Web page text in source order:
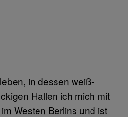
in dessen weiß-
Hallen ich mich mit
Westen Berlins und ist